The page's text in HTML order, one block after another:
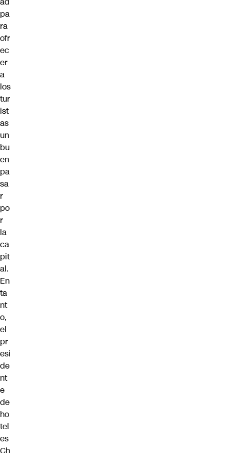
pa
ra
ofr
ec
er
a
los
tur
ist
as
un
bu
en
pa
sa
r
po
r
la
ca
pit
al.
En
ta
nt
o,
el
pr
esi
de
nt
e
de
ho
tel
es
Ch